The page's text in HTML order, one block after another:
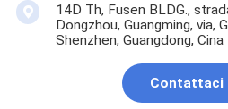
14D Th, Fusen BLDG.,
Dongzhou, Guangming, via,
Shenzhen, Guangdong, Cina
Contattaci